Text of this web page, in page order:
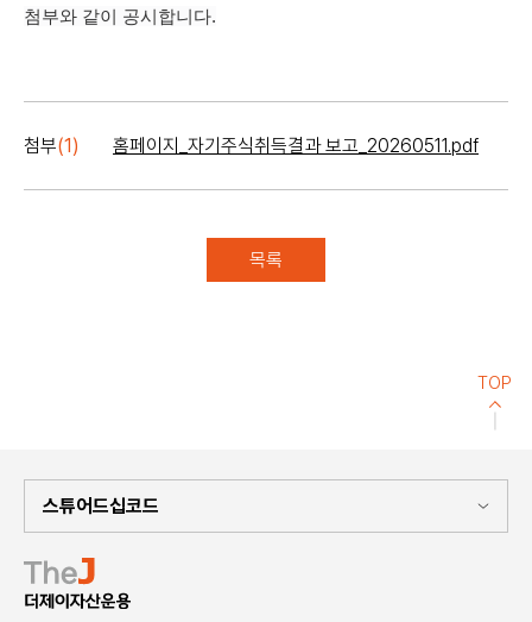
첨부와 같이 공시합니다.
홈페이지_자기주식취득결과 보고_20260511.pdf
첨부 1
목록
TOP